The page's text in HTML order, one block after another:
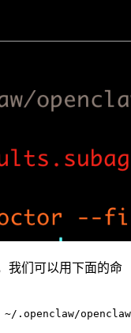
我们可以用下面的命